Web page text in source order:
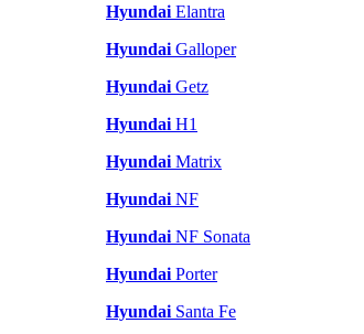
Hyundai Elantra
Hyundai Galloper
Hyundai Getz
Hyundai H1
Hyundai Matrix
Hyundai NF
Hyundai NF Sonata
Hyundai Porter
Hyundai Santa Fe